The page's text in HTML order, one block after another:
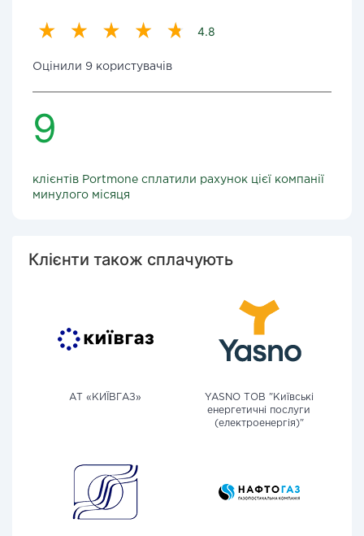
4.8
Оцінили 9 користувачів
9
клієнтів Portmone сплатили рахунок цієї компанії
минулого місяця
Клієнти також сплачують
АТ «КИЇВГАЗ»
YASNO ТОВ "Київські
енергетичні послуги
(електроенергія)"